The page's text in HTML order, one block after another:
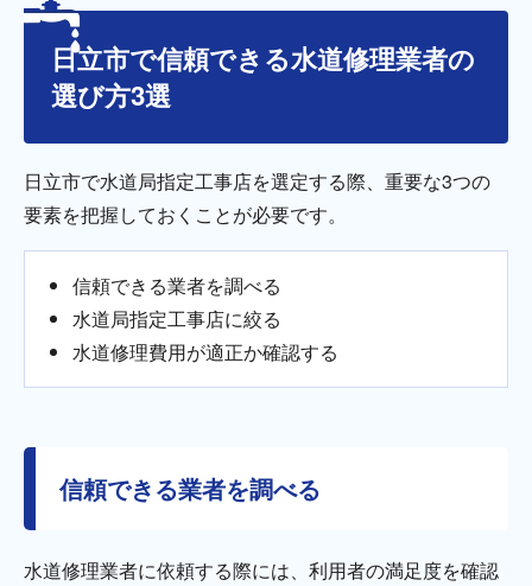
日立市で信頼できる水道修理業者の
選び方3選
日立市で水道局指定工事店を選定する際、重要な3つの
要素を把握しておくことが必要です。
信頼できる業者を調べる
水道局指定工事店に絞る
水道修理費用が適正か確認する
信頼できる業者を調べる
水道修理業者に依頼する際には、利用者の満足度を確認